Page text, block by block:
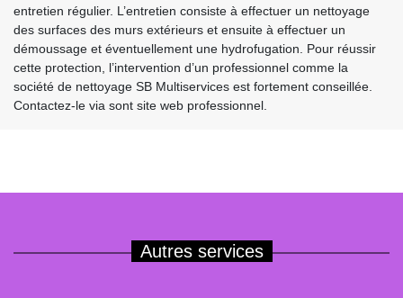
entretien régulier. L’entretien consiste à effectuer un nettoyage
des surfaces des murs extérieurs et ensuite à effectuer un
démoussage et éventuellement une hydrofugation. Pour réussir
cette protection, l’intervention d’un professionnel comme la
société de nettoyage SB Multiservices est fortement conseillée.
Contactez-le via sont site web professionnel.
Autres services